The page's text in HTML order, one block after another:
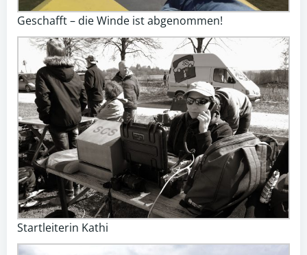
Geschafft – die Winde ist abgenommen!
Startleiterin Kathi